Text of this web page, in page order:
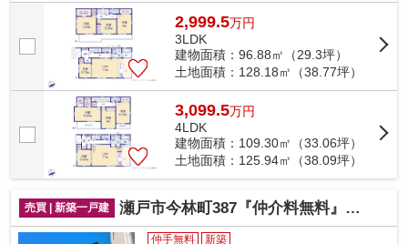
せて頂きますのでお気軽にお問合せ下...
2,999.5万円
3LDK
建物面積：96.88㎡（29.3坪）
土地面積：128.18㎡（38.77坪）
3,099.5万円
4LDK
建物面積：109.30㎡（33.06坪）
土地面積：125.94㎡（38.09坪）
売買 | 新築一戸建 瀬戸市今林町387『仲介料無料』新築戸建て
仲手無料 新築